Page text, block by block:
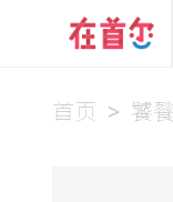
首页 > 饕